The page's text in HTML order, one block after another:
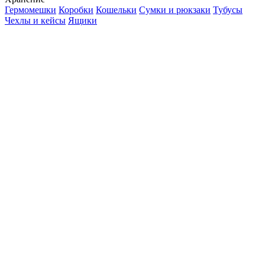
Гермомешки Коробки Кошельки Сумки и рюкзаки Тубусы
Чехлы и кейсы Ящики